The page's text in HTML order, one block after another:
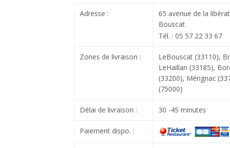
Adresse :
65 avenue de la
Bouscat
Tél. : 05 57 22 33 67
Zones de livraison : LeBouscat (33110),
LeHaillan (33185),
(33200), Mérignac
(75000)
Délai de livraison : 30 -45 minutes
Paiement dispo. :